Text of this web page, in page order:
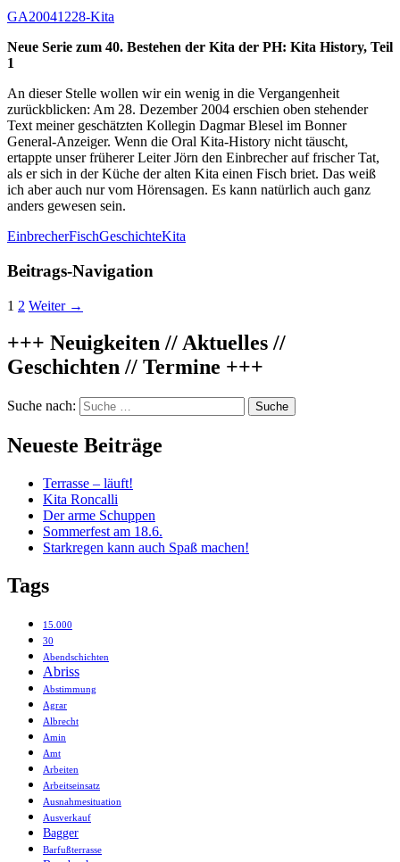
GA20041228-Kita
Neue Serie zum 40. Bestehen der Kita der PH: Kita History, Teil
1
An dieser Stelle wollen wir ein wenig in die Vergangenheit
zurückblicken: Am 28. Dezember 2004 erschien oben stehender
Text meiner geschätzten Kollegin Dagmar Blesel im Bonner
General-Anzeiger. Wenn die Oral Kita-History nicht täuscht,
ertappte unser früherer Leiter Jörn den Einbrecher auf frischer Tat,
als er sich in der Küche der alten Kita einen Fisch briet. Das weiß
ich aber auch nur vom Hörensagen. Es kann natürlich auch ganz
anders gewesen sein.
EinbrecherFischGeschichteKita
Beitrags-Navigation
1 2 Weiter →
+++ Neuigkeiten // Aktuelles //
Geschichten // Termine +++
Suche nach:
Neueste Beiträge
Terrasse – läuft!
Kita Roncalli
Der arme Schuppen
Sommerfest am 18.6.
Starkregen kann auch Spaß machen!
Tags
15.000
30
Abendschichten
Abriss
Abstimmung
Agrar
Albrecht
Amin
Amt
Arbeiten
Arbeitseinsatz
Ausnahmesituation
Ausverkauf
Bagger
Barfußterrasse